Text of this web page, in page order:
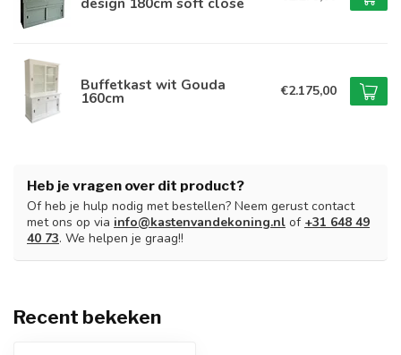
Buffetkast wit Gouda
160cm €2.175,00
Heb je vragen over dit product?
Of heb je hulp nodig met bestellen? Neem gerust contact
met ons op via info@kastenvandekoning.nl of +31 648 49
40 73. We helpen je graag!!
Recent bekeken